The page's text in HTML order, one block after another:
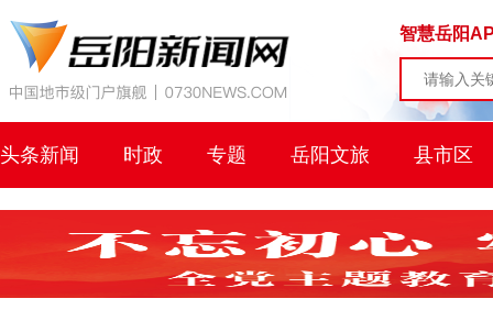
智慧岳阳
头条新闻 时政 专题 岳阳文旅 县市区